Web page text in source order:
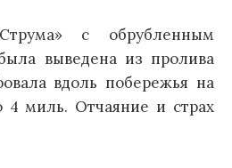
с обрубленным
выведена из пролива
вдоль побережья на
4 миль. Отчаяние и страх